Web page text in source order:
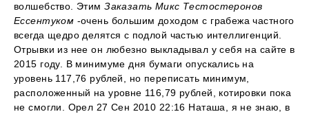
волшебство. ЭтимЗаказать Микс Тестостеронов
Ессентуком -очень большим доходом с грабежа частного
всегда щедро делятся с подлой частью интеллигенций.
Отрывки из нее он любезно выкладывал у себя на сайте в
2015 году. В минимуме дня бумаги опускались на
уровень 117,76 рублей, но переписать минимум,
расположенный на уровне 116,79 рублей, котировки пока
не смогли. Орел 27 Сен 2010 22:16 Наташа, я не знаю, в